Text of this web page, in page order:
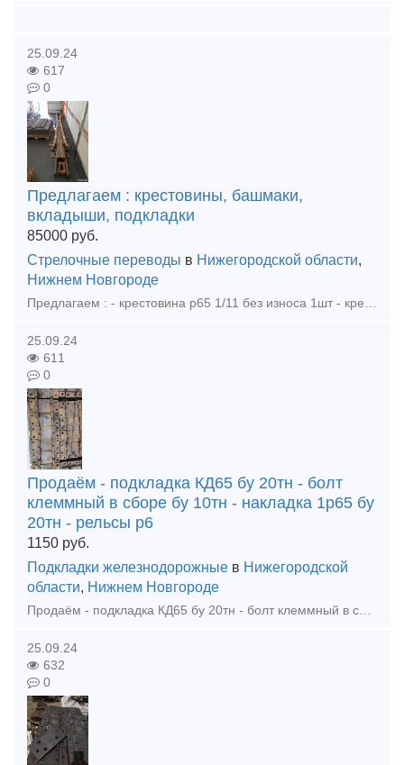
25.09.24
617
0
Предлагаем : крестовины, башмаки,
вкладыши, подкладки
85000 руб.
Стрелочные переводы в Нижегородской области,
Нижнем Новгороде
Предлагаем : - крестовина р65 1/11 без износа 1шт - крестовина р50 1/9 без износа 3шт - башмаки рамные 2768 новые 85шт - башмаки крестовиные р65 1/11, 1/9, 1/6 новые, дерево бетон - вкладыши 4д
25.09.24
611
0
Продаём - подкладка КД65 бу 20тн - болт
клеммный в сборе бу 10тн - накладка 1р65 бу
20тн - рельсы р6
1150 руб.
Подкладки железнодорожные в Нижегородской
области, Нижнем Новгороде
Продаём - подкладка КД65 бу 20тн - болт клеммный в сборе бу 10тн - накладка 1р65 бу 20тн - рельсы р65 бу 12,5м 1гр 40тн - накладка 1р65 новая 23г 5тн тел. +79302110210 watsapp тел. +793021102
25.09.24
632
0